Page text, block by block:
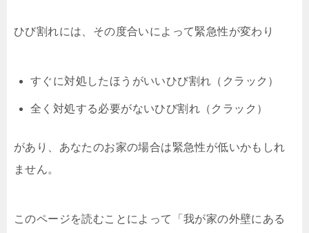
ひび割れには、その度合いによって緊急性が変わり
すぐに対処したほうがいいひび割れ（クラック）
全く対処する必要がないひび割れ（クラック）
があり、あなたのお家の場合は緊急性が低いかもしれ
ません。
このページを読むことによって「我が家の外壁にある